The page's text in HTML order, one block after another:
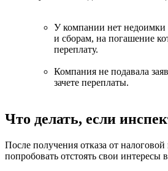
У компании нет недоимки
и сборам, на погашение
переплату.
Компания не подавала
зачете переплаты.
Что делать, если
После получения отказа от
попробовать отстоять свои интересы